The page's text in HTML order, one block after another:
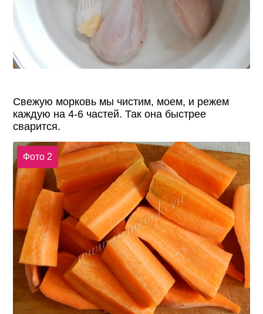
Свежую морковь мы чистим, моем, и режем
каждую на 4-6 частей. Так она быстрее
сварится.
Фото 2